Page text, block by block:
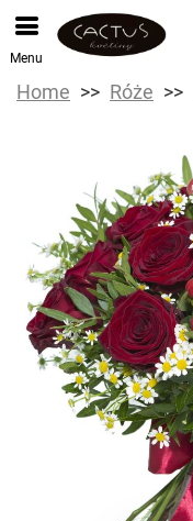
Menu
Home Róże